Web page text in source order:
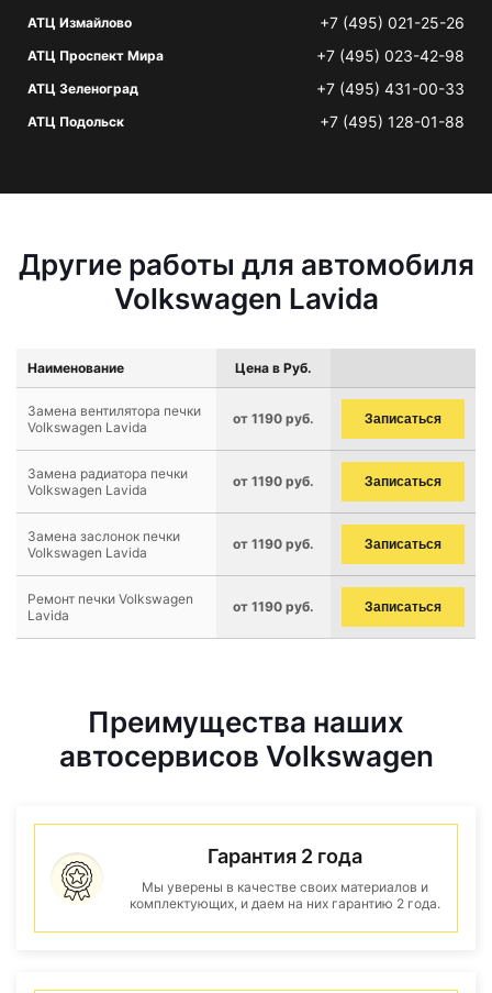
АТЦ Измайлово +7 (495) 021-25-26
АТЦ Проспект Мира +7 (495) 023-42-98
АТЦ Зеленоград +7 (495) 431-00-33
АТЦ Подольск +7 (495) 128-01-88
Другие работы для автомобиля
Volkswagen Lavida
Наименование Цена в Руб.
Замена вентилятора печки
Volkswagen Lavida
от 1190 руб. Записаться
Замена радиатора печки
Volkswagen Lavida
от 1190 руб. Записаться
Замена заслонок печки
Volkswagen Lavida
от 1190 руб. Записаться
Ремонт печки Volkswagen
Lavida
от 1190 руб. Записаться
Преимущества наших
автосервисов Volkswagen
Гарантия 2 года
Мы уверены в качестве своих материалов и
комплектующих, и даем на них гарантию 2 года.